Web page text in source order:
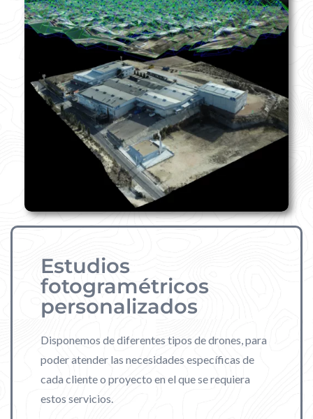
Estudios
fotogramétricos
personalizados
Disponemos de diferentes tipos de drones, para
poder atender las necesidades específicas de
cada cliente o proyecto en el que se requiera
estos servicios.